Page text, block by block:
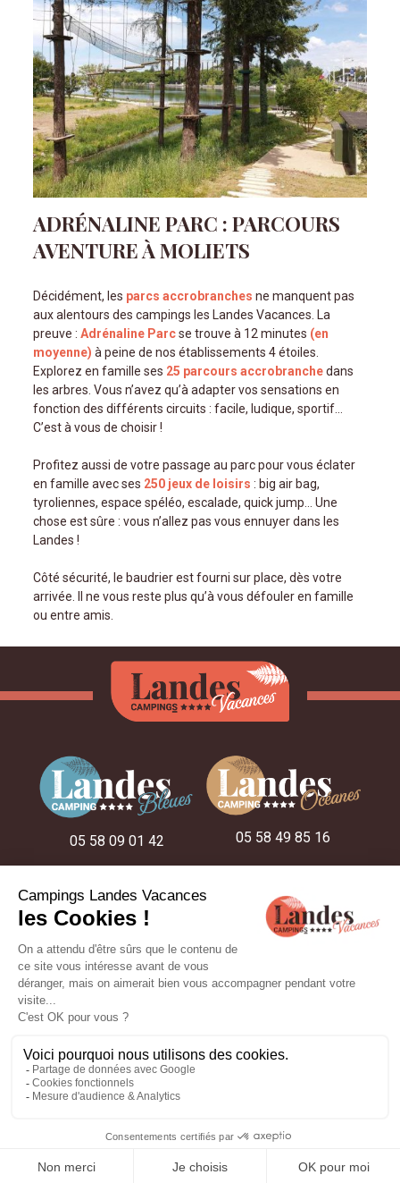
ADRÉNALINE PARC : PARCOURS
AVENTURE À MOLIETS
Décidément, les parcs accrobranches ne manquent pas
aux alentours des campings les Landes Vacances. La
preuve :Adrénaline Parcse trouve à 12 minutes (en
moyenne) à peine de nos établissements 4 étoiles.
Explorez en famille ses 25 parcours accrobranchedans
les arbres. Vous n’avez qu’à adapter vos sensations en
fonction des différents circuits : facile, ludique, sportif
C’est à vous de choisir !
Profitez aussi de votre passage au parc pour vous éclater
en famille avec ses 250 jeux de loisirs : big air bag,
tyroliennes, espace spéléo, escalade, quick jump… Une
chose est sûre : vous n’allez pas vous ennuyer dans les
Landes !
Côté sécurité, le baudrier est fourni sur place, dès votre
arrivée. Il ne vous reste plus qu’à vous défouler en famille
ou entre amis.
05 58 09 01 42 05 58 49 85 16
05 58 48 22 52
NOS IDÉES SÉJOUR
NOS HÉBERGEMENTS
Mentions légales-Politique de confidentialité